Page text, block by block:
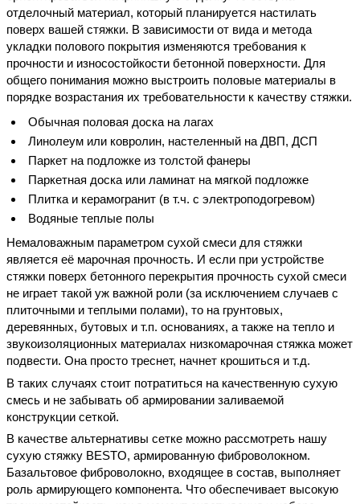
отделочный материал, который планируется настилать
поверх вашей стяжки. В зависимости от вида и метода
укладки полового покрытия изменяются требования к
прочности и износостойкости бетонной поверхности. Для
общего понимания можно выстроить половые материалы в
порядке возрастания их требовательности к качеству стяжки.
Обычная половая доска на лагах
Линолеум или ковролин, настеленный на ДВП, ДСП
Паркет на подложке из толстой фанеры
Паркетная доска или ламинат на мягкой подложке
Плитка и керамогранит (в т.ч. с электроподогревом)
Водяные теплые полы
Немаловажным параметром сухой смеси для стяжки
является её марочная прочность. И если при устройстве
стяжки поверх бетонного перекрытия прочность сухой смеси
не играет такой уж важной роли (за исключением случаев с
плиточными и теплыми полами), то на грунтовых,
деревянных, бутовых и т.п. основаниях, а также на тепло и
звукоизоляционных материалах низкомарочная стяжка может
подвести. Она просто треснет, начнет крошиться и т.д.
В таких случаях стоит потратиться на качественную сухую
смесь и не забывать об армировании заливаемой
конструкции сеткой.
В качестве альтернативы сетке можно рассмотреть нашу
сухую стяжку BESTO, армированную фиброволокном.
Базальтовое фиброволокно, входящее в состав, выполняет
роль армирующего компонента. Что обеспечивает высокую